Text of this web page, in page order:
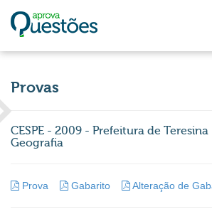
Provas
CESPE - 2009 - Prefeitura de
Geografia
Prova Gabarito Alteração de